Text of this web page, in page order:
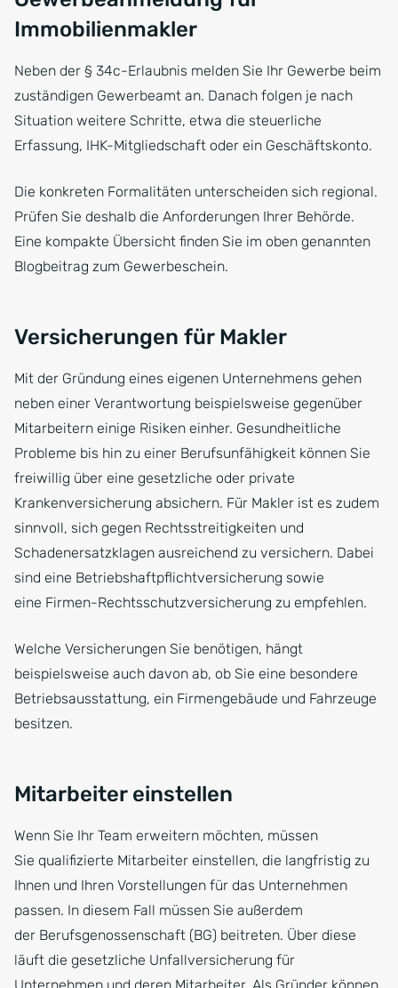
Immobilienmakler
Neben der § 34c-Erlaubnis melden Sie Ihr Gewerbe beim
zuständigen Gewerbeamt an. Danach folgen je nach
Situation weitere Schritte, etwa die steuerliche
Erfassung, IHK-Mitgliedschaft oder ein Geschäftskonto.
Die konkreten Formalitäten unterscheiden sich regional.
Prüfen Sie deshalb die Anforderungen Ihrer Behörde.
Eine kompakte Übersicht finden Sie im oben genannten
Blogbeitrag zum Gewerbeschein.
Versicherungen für Makler
Mit der Gründung eines eigenen Unternehmens gehen
neben einer Verantwortung beispielsweise gegenüber
Mitarbeitern einige Risiken einher. Gesundheitliche
Probleme bis hin zu einer Berufsunfähigkeit können Sie
freiwillig über eine gesetzliche oder private
Krankenversicherung absichern. Für Makler ist es zudem
sinnvoll, sich gegen Rechtsstreitigkeiten und
Schadenersatzklagen ausreichend zu versichern. Dabei
sind eine Betriebshaftpflichtversicherung sowie
eine Firmen-Rechtsschutzversicherung zu empfehlen.
Welche Versicherungen Sie benötigen, hängt
beispielsweise auch davon ab, ob Sie eine besondere
Betriebsausstattung, ein Firmengebäude und Fahrzeuge
besitzen.
Mitarbeiter einstellen
Wenn Sie Ihr Team erweitern möchten, müssen
Sie qualifizierte Mitarbeiter einstellen, die langfristig zu
Ihnen und Ihren Vorstellungen für das Unternehmen
passen. In diesem Fall müssen Sie außerdem
der Berufsgenossenschaft (BG) beitreten. Über diese
läuft die gesetzliche Unfallversicherung für